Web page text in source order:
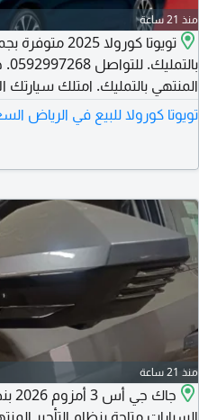
منذ 21 ساعة
تويوتا كورولا
تويوتا كورولا للبيع في الرياض
منذ 21 ساعة